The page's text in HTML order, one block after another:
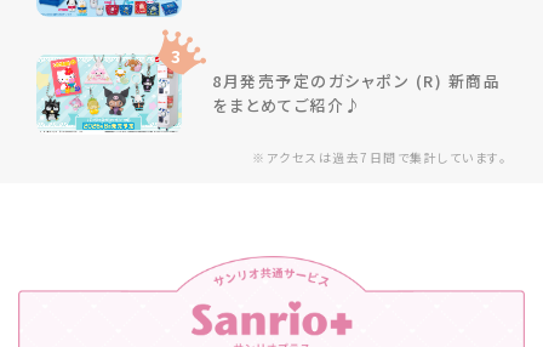
※アクセスは過去7日間で集計しています。
3
8月発売予定のガシャポン (R) 新商品
をまとめてご紹介♪